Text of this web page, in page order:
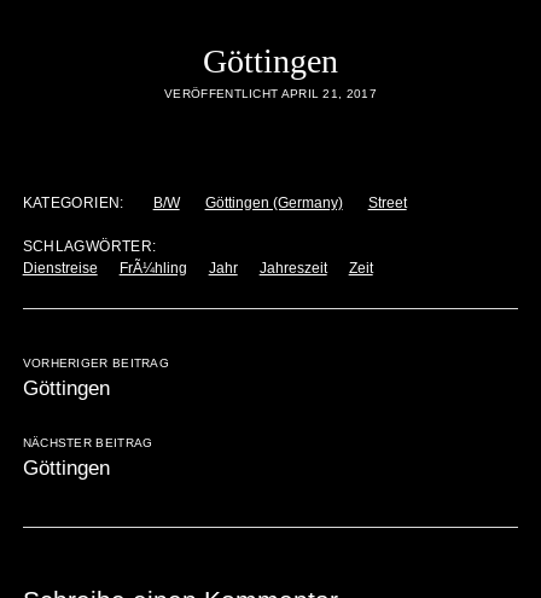
Göttingen
VERÖFFENTLICHT APRIL 21, 2017
KATEGORIEN: B/W Göttingen (Germany) Street
SCHLAGWÖRTER:
Dienstreise
FrÃ¼hling Jahr Jahreszeit Zeit
VORHERIGER BEITRAG
Göttingen
NÄCHSTER BEITRAG
Göttingen